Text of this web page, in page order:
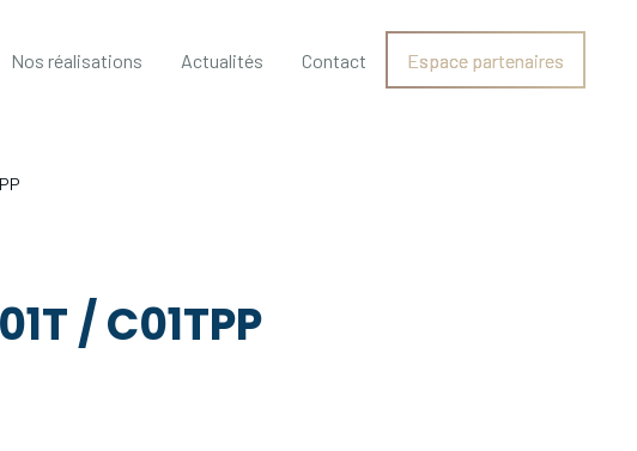
Nos réalisations Actualités Contact Espace partenaires
/ C01TPP